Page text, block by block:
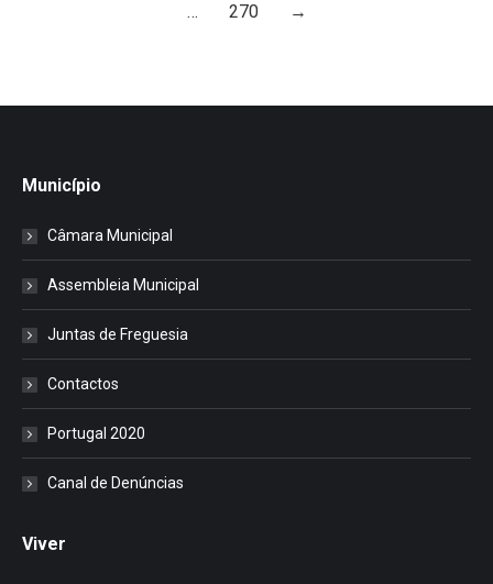
…
270 →
Município
Câmara Municipal
Assembleia Municipal
Juntas de Freguesia
Contactos
Portugal 2020
Canal de Denúncias
Viver